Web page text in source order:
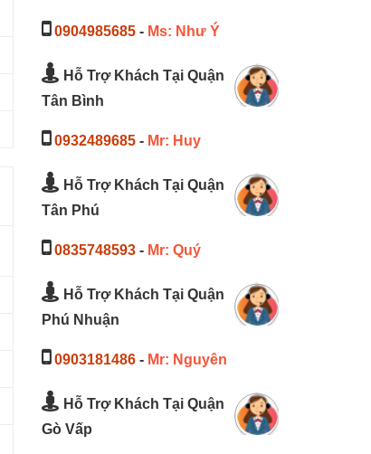
0904985685- Ms: Như Ý
Hỗ Trợ Khách Tại Quận
Tân Bình
0932489685- Mr: Huy
Hỗ Trợ Khách Tại Quận
Tân Phú
0835748593- Mr: Quý
Hỗ Trợ Khách Tại Quận
Phú Nhuận
0903181486- Mr: Nguyên
Hỗ Trợ Khách Tại Quận
Gò Vấp